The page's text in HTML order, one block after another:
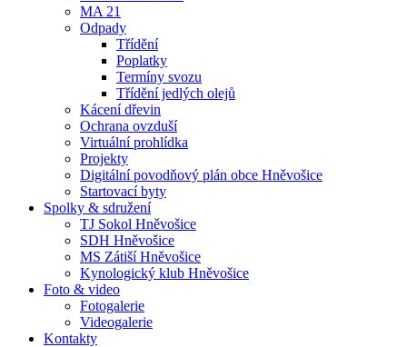
MA 21
Odpady
Třídění
Poplatky
Termíny svozu
Třídění jedlých olejů
Kácení dřevin
Ochrana ovzduší
Virtuální prohlídka
Projekty
Digitální povodňový plán obce Hněvošice
Startovací byty
Spolky & sdružení
TJ Sokol Hněvošice
SDH Hněvošice
MS Zátiší Hněvošice
Kynologický klub Hněvošice
Foto & video
Fotogalerie
Videogalerie
Kontakty